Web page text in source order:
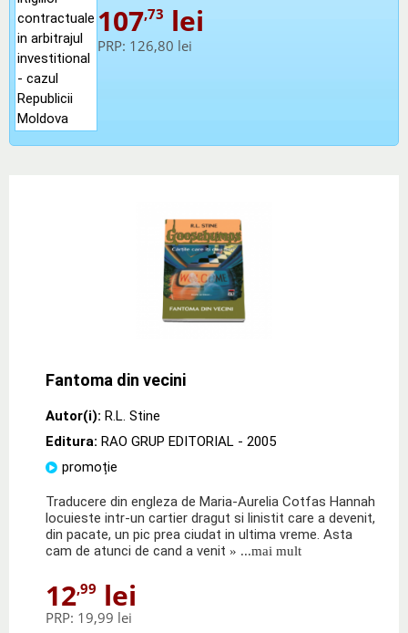
107,73 lei
PRP: 126,80 lei
Fantoma din vecini
Autor(i): R.L. Stine
Editura: RAO GRUP EDITORIAL - 2005
promoție
Traducere din engleza de Maria-Aurelia Cotfas Hannah
locuieste intr-un cartier dragut si linistit care a devenit,
din pacate, un pic prea ciudat in ultima vreme. Asta
cam de atunci de cand a venit » ...mai mult
12,99 lei
PRP: 19,99 lei